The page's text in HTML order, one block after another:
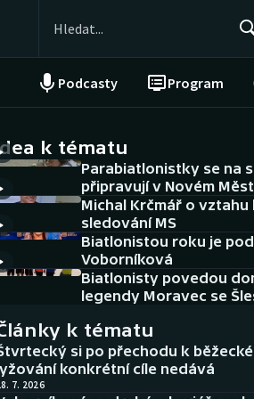
Podcasty Program
NEPŘEHLÉDNĚTE
Historické návraty
Aplikace ČT sport
AZ kvíz
k tématu
Parabiatlonistky se na
připravují v Novém
Michal Krčmář o vztahu
sledování MS
Biatlonistou roku je
Voborníková
Biatlonisty povedou
legendy Moravec se
k tématu
si po přechodu k
konkrétní cíle nedává
7. 2026